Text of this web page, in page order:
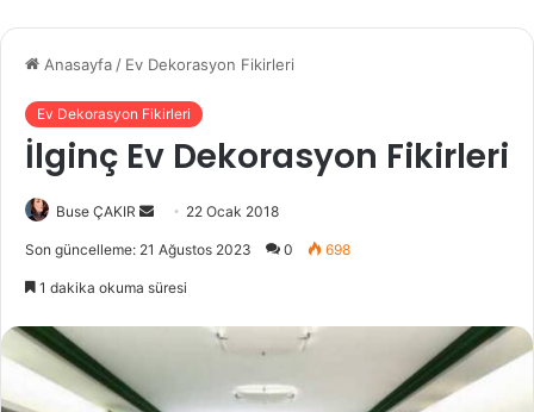
Anasayfa / Ev Dekorasyon Fikirleri
Ev Dekorasyon Fikirleri
İlginç Ev Dekorasyon Fikirleri
Buse ÇAKIR
e
-
22 Ocak 2018
Son güncelleme: 21 Ağustos 2023 0 698
1 dakika okuma süresi